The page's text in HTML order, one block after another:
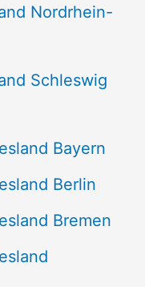
Nordrhein-
Schleswig
Bayern
Berlin
Bremen